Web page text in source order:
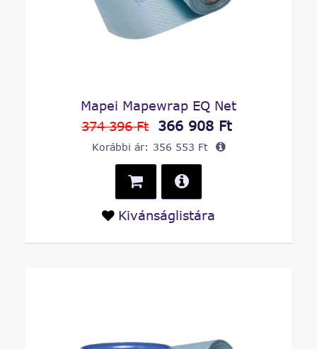
Mapei Mapewrap EQ Net
374 396 Ft
366 908 Ft
Korábbi ár: 356 553 Ft
Kivánságlistára